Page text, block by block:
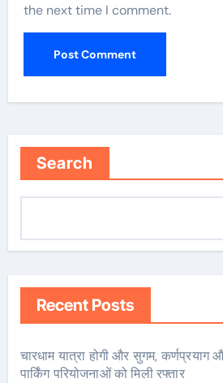
the next time I comment.
Search
Recent Posts
चारधाम यात्रा होगी और सुगम,
पार्किंग परियोजनाओं को मिली रफ्तार